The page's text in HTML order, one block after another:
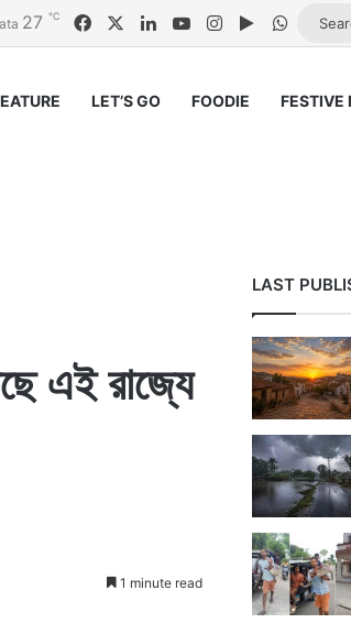
27 ℃ FacebookLinkedInYouTubeInstagramGoogle
LET’S GO FOODIE FESTIVE
এই রাজ্যে
1 minute read
LAST